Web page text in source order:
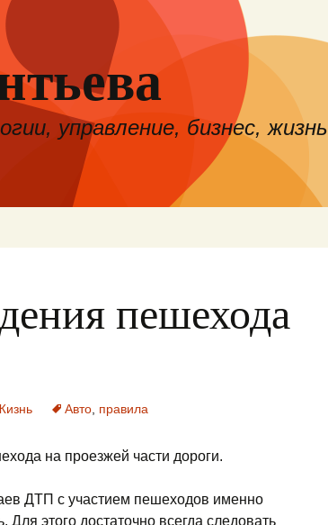
управление, бизнес, жизнь
пешехода
Авто правила
на проезжей части дороги.
ДТП с участием пешеходов именно
этого достаточно всегда следовать